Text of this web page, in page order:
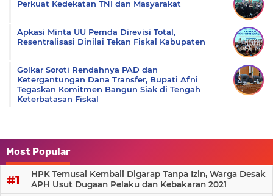
Perkuat Kedekatan TNI dan Masyarakat
Apkasi Minta UU Pemda Direvisi Total,
Resentralisasi Dinilai Tekan Fiskal Kabupaten
Golkar Soroti Rendahnya PAD dan
Ketergantungan Dana Transfer, Bupati Afni
Tegaskan Komitmen Bangun Siak di Tengah
Keterbatasan Fiskal
Most Popular
HPK Temusai Kembali Digarap Tanpa Izin, Warga Desak
APH Usut Dugaan Pelaku dan Kebakaran 2021